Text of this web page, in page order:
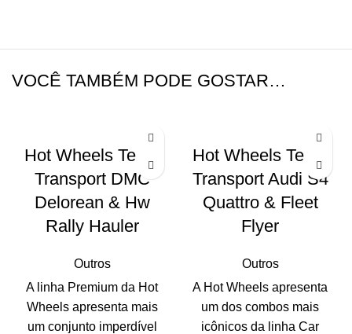
VOCÊ TAMBÉM PODE GOSTAR…
Hot Wheels Team
Transport DMC
Delorean & Hw
Rally Hauler
Outros
A linha Premium da Hot
Wheels apresenta mais
um conjunto imperdível
Hot Wheels Team
Transport Audi S4
Quattro & Fleet
Flyer
Outros
A Hot Wheels apresenta
um dos combos mais
icônicos da linha Car